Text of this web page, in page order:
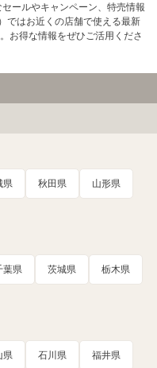
ールやキャンペーン、特売情報
ではお近くの店舗で使える最新
お得な情報をぜひご活用くださ
県 秋田県 山形県
葉県 茨城県 栃木県
県 石川県 福井県